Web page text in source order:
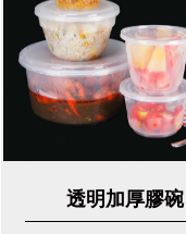
透明加厚膠碗